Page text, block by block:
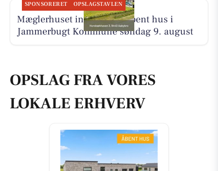
SPONSORERET OPSLAGSTAVLEN
Mæglerhuset inviterer til åbent hus i
Jammerbugt Kommune søndag 9. august
OPSLAG FRA VORES
LOKALE ERHVERV